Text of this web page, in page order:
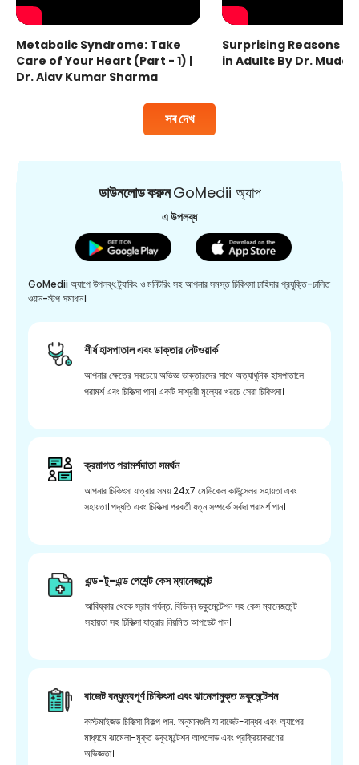
সব দেখ
Metabolic Syndrome: Take
Care of Your Heart (Part - 1) |
Dr. Ajay Kumar Sharma
Surprising Reasons
in Adults By Dr.
ডাউনলোড করুনGoMedii অ্যাপ
এ উপলব্ধ
GoMedii অ্যাপে উপলব্ধ ট্র্যাকিং ও মনিটরিং সহ আপনার সমস্ত চিকিৎসা চাহিদার প্রযুক্তি-চালিত
ওয়ান-স্টপ সমাধান।
শীর্ষ হাসপাতাল এবং ডাক্তার নেটওয়ার্ক
আপনার ক্ষেত্রে সবচেয়ে অভিজ্ঞ ডাক্তারদের সাথে অত্যাধুনিক হাসপাতালে
পরামর্শ এবং চিকিত্সা পান। একটি সাশ্রয়ী মূল্যের খরচে সেরা চিকিৎসা।
ক্রমাগত পরামর্শদাতা সমর্থন
আপনার চিকিৎসা যাত্রার সময় 24x7 মেডিকেল কাউন্সেলর সহায়তা এবং
সহায়তা। পদ্ধতি এবং চিকিত্সা পরবর্তী যত্ন সম্পর্কে সর্বদা পরামর্শ পান।
এন্ড-টু-এন্ড পেশেন্ট কেস ম্যানেজমেন্ট
আবিষ্কার থেকে স্রাব পর্যন্ত, বিভিন্ন ডকুমেন্টেশন সহ কেস ম্যানেজমেন্ট
সহায়তা সহ চিকিত্সা যাত্রার নিয়মিত আপডেট পান।
বাজেট বন্ধুত্বপূর্ণ চিকিৎসা এবং ঝামেলামুক্ত ডকুমেন্টেশন
কাস্টমাইজড চিকিত্সা বিকল্প পান. অনুমানগুলি যা বাজেট-বান্ধব এবং অ্যাপের
মাধ্যমে ঝামেলা-মুক্ত ডকুমেন্টেশন আপলোড এবং প্রক্রিয়াকরণের
অভিজ্ঞতা।